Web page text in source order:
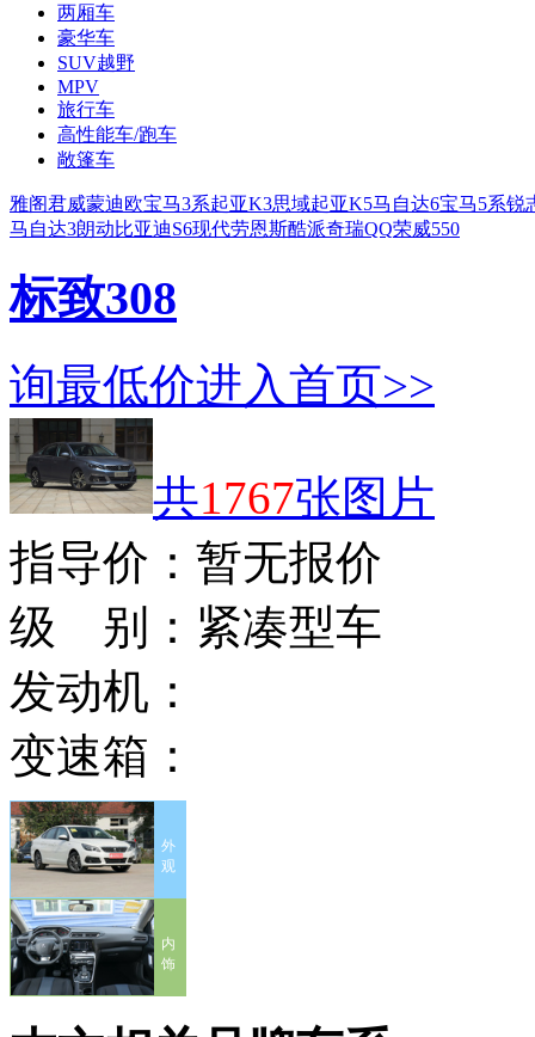
两厢车
豪华车
SUV越野
MPV
旅行车
高性能车/跑车
敞篷车
雅阁君威蒙迪欧宝马3系起亚K3思域起亚K5马自达6宝马5系锐
马自达3朗动比亚迪S6现代劳恩斯酷派奇瑞QQ荣威550
标致308
询最低价进入首页>>
共1767张图片
指导价： 暂无报价
级 别： 紧凑型车
发动机：
变速箱：
外
观
内
饰